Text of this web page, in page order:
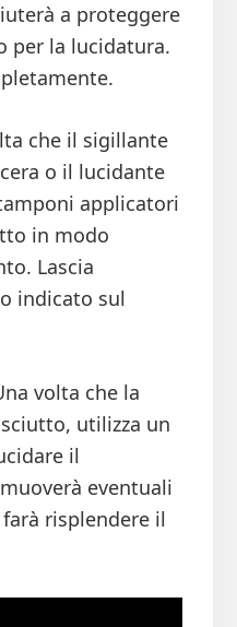
a proteggere
per la lucidatura.
che il sigillante
o il lucidante
applicatori
in modo
Lascia
indicato sul
volta che la
utilizza un
il
eventuali
risplendere il